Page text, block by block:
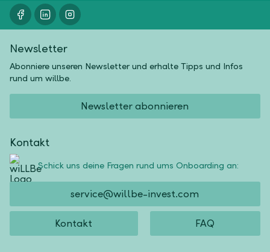
Newsletter
Abonniere unseren Newsletter und erhalte Tipps und Infos
rund um willbe.
Newsletter abonnieren
Kontakt
Schick uns deine Fragen rund ums Onboarding an:
service@willbe-invest.com
Kontakt FAQ